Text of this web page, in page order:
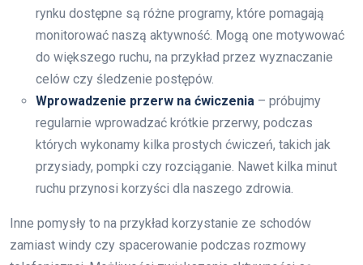
rynku dostępne są różne programy, które pomagają
monitorować naszą aktywność. Mogą one motywować
do większego ruchu, na przykład przez wyznaczanie
celów czy śledzenie postępów.
Wprowadzenie przerw na ćwiczenia – próbujmy
regularnie wprowadzać krótkie przerwy, podczas
których wykonamy kilka prostych ćwiczeń, takich jak
przysiady, pompki czy rozciąganie. Nawet kilka minut
ruchu przynosi korzyści dla naszego zdrowia.
Inne pomysły to na przykład korzystanie ze schodów
zamiast windy czy spacerowanie podczas rozmowy